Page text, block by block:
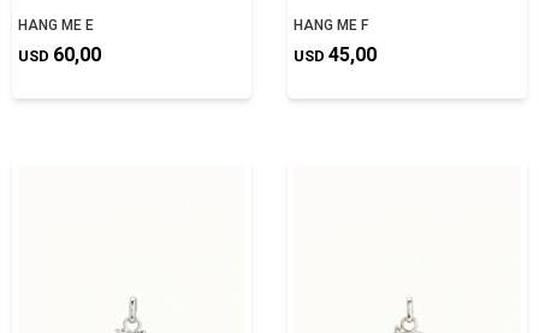
HANG ME E
USD 60,00
HANG ME F
USD 45,00